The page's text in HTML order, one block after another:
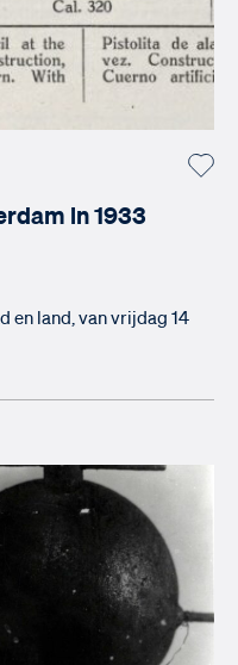
in 1933
en land, van vrijdag 14